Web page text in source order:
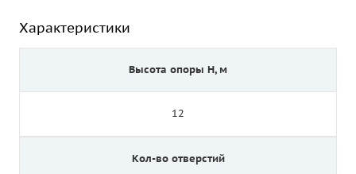
Характеристики
Высота опоры Н, м
12
Кол-во отверстий